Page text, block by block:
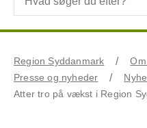
Region Syddanmark
Presse og nyheder
Atter tro på vækst i Region